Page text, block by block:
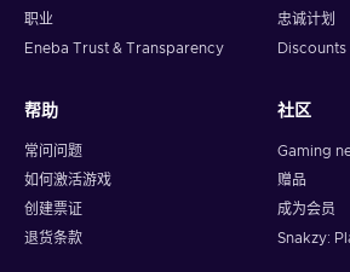
职业
Eneba Trust & Transparency
忠诚计划
Discounts
帮助
常问问题
如何激活游戏
创建票证
退货条款
社区
Gaming
赠品
成为会员
Snakzy: